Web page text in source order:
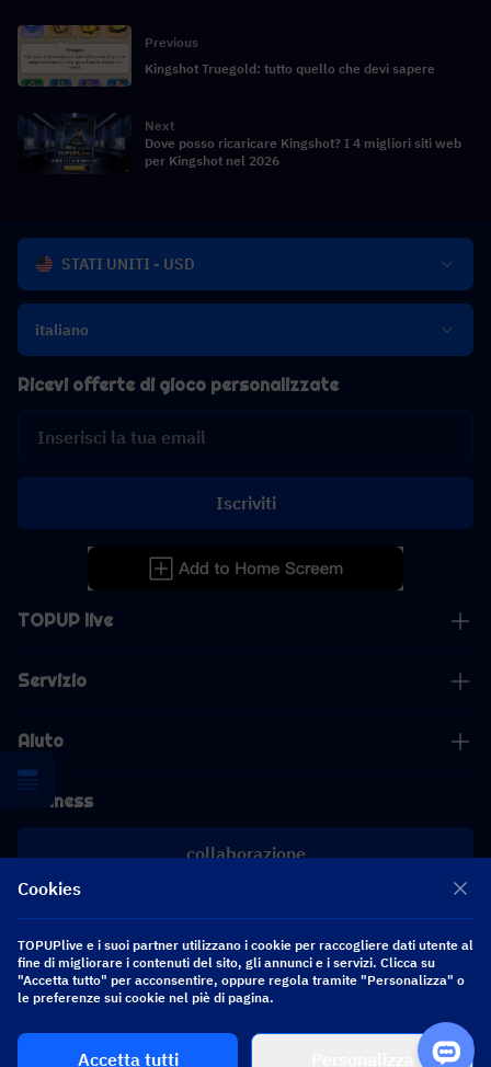
Previous
Kingshot Truegold: tutto quello che devi sapere
Next
Dove posso ricaricare Kingshot? I 4 migliori siti web
per Kingshot nel 2026
STATI UNITI - USD
italiano
TOPUP live
Servizio
Aiuto
Business
collaborazione
[email protected]
Ricevi offerte di gioco personalizzate
Iscriviti
Seguici
Cookies
TOPUPlive e i suoi partner utilizzano i cookie per raccogliere dati utente al
fine di migliorare i contenuti del sito, gli annunci e i servizi. Clicca su
"Accetta tutto" per acconsentire, oppure regola tramite "Personalizza" o
le preferenze sui cookie nel piè di pagina.
Accetta tutti